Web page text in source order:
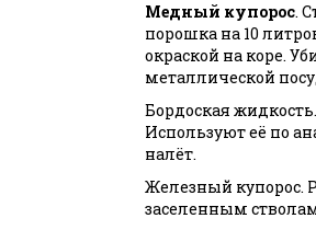
Медный купорос.
порошка на 10
окраской на коре.
металлической
Бордоская
Используют её по
налёт.
Железный купорос.
заселенным